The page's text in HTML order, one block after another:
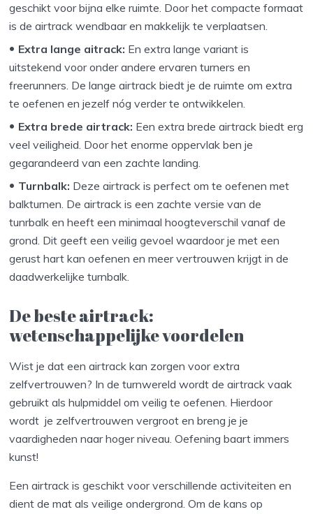
geschikt voor bijna elke ruimte. Door het compacte formaat
is de airtrack wendbaar en makkelijk te verplaatsen.
Extra lange aitrack: En extra lange variant is
uitstekend voor onder andere ervaren turners en
freerunners. De lange airtrack biedt je de ruimte om extra
te oefenen en jezelf nóg verder te ontwikkelen.
Extra brede airtrack: Een extra brede airtrack biedt erg
veel veiligheid. Door het enorme oppervlak ben je
gegarandeerd van een zachte landing.
Turnbalk: Deze airtrack is perfect om te oefenen met
balkturnen. De airtrack is een zachte versie van de
tunrbalk en heeft een minimaal hoogteverschil vanaf de
grond. Dit geeft een veilig gevoel waardoor je met een
gerust hart kan oefenen en meer vertrouwen krijgt in de
daadwerkelijke turnbalk.
De beste airtrack:
wetenschappelijke voordelen
Wist je dat een airtrack kan zorgen voor extra
zelfvertrouwen? In de turnwereld wordt de airtrack vaak
gebruikt als hulpmiddel om veilig te oefenen. Hierdoor
wordt je zelfvertrouwen vergroot en breng je je
vaardigheden naar hoger niveau. Oefening baart immers
kunst!
Een airtrack is geschikt voor verschillende activiteiten en
dient de mat als veilige ondergrond. Om de kans op